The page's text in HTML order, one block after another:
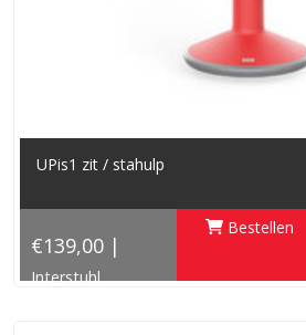
UPis1 zit / stahulp
€139,00 |
Interstuhl
Bestellen